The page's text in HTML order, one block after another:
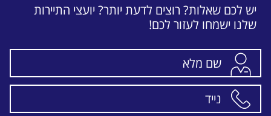
יש לכם שאלות? רוצים לדעת יותר? יועצי התיירות
שלנו ישמחו לעזור לכם!